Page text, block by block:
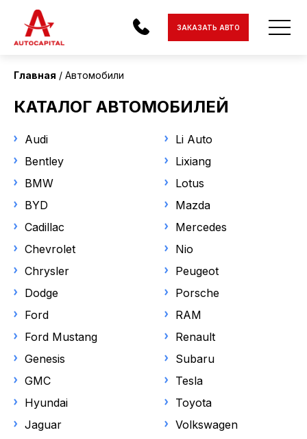
ДОСТАВКА
О КОМПАНИИ
ОТЗЫВЫ
НОВОСТИ
ЗАКАЗАТЬ АВТО
Главная Автомобили
КАТАЛОГ АВТОМОБИЛЕЙ
Audi
Bentley
BMW
BYD
Cadillac
Chevrolet
Chrysler
Dodge
Ford
Ford Mustang
Genesis
GMC
Hyundai
Jaguar
Li Auto
Lixiang
Lotus
Mazda
Mercedes
Nio
Peugeot
Porsche
RAM
Renault
Subaru
Tesla
Toyota
Volkswagen
Страна поставки
to-order
Марка
Peugeot
Модель
Цена